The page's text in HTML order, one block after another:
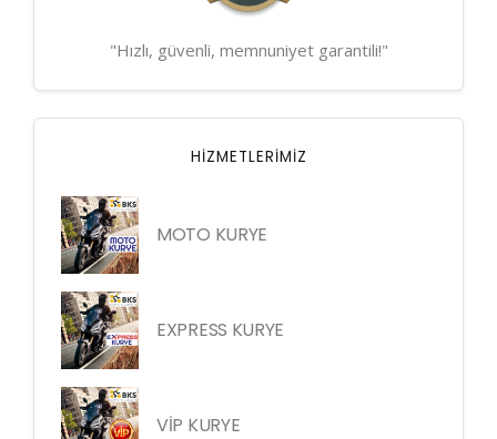
"Hızlı, güvenli, memnuniyet garantili!"
HIZMETLERIMIZ
MOTO KURYE
EXPRESS KURYE
VİP KURYE